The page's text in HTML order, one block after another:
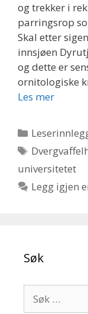
og trekker i
parringsrop
Skal etter
innsjøen
og dette er
ornitologiske
Les mer
Kategorier
Stikkord
universitetet
Legg igjen
Søk
etter: